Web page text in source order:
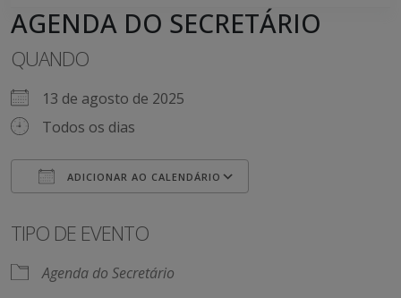
AGENDA DO SECRETÁRIO
QUANDO
13 de agosto de 2025
Todos os dias
ADICIONAR AO CALENDÁRIO
TIPO DE EVENTO
Agenda do Secretário